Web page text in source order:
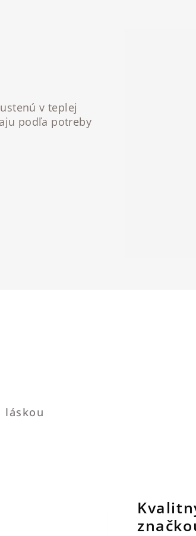
v teplej
podľa potreby
láskou